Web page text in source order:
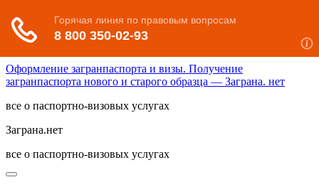
Оформление загранпаспорта и визы. Получение
загранпаспорта нового и старого образца — Заграна. нет
все о паспортно-визовых услугах
Заграна.нет
все о паспортно-визовых услугах